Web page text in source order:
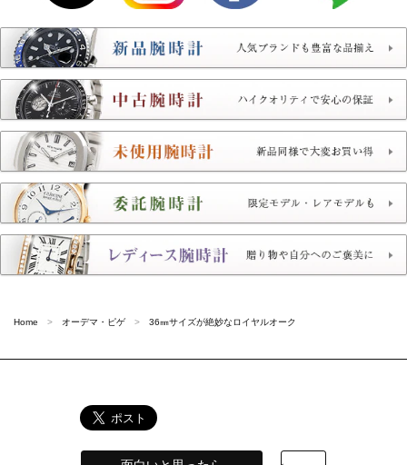
Home オーデマ・ピゲ 36㎜サイズが絶妙なロイヤルオーク